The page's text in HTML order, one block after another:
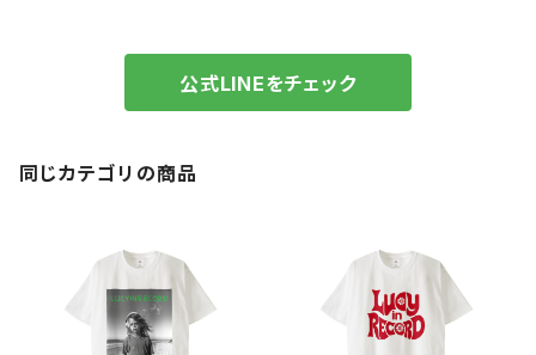
公式LINEをチェック
同じカテゴリの商品